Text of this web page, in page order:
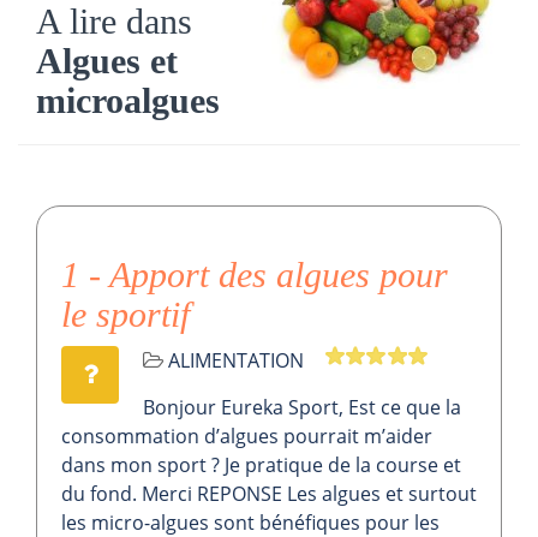
A lire dans
Algues et
microalgues
1 - Apport des algues pour
le sportif
ALIMENTATION
Bonjour Eureka Sport, Est ce que la
consommation d’algues pourrait m’aider
dans mon sport ? Je pratique de la course et
du fond. Merci REPONSE Les algues et surtout
les micro-algues sont bénéfiques pour les